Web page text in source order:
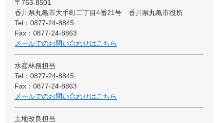
〒763-8501
香川県丸亀市大手町二丁目4番21号 香川県丸亀市役所
Tel：0877-24-8845
Fax：0877-24-8863
メールでのお問い合わせはこちら
水産林務担当
Tel：0877-24-8845
Fax：0877-24-8863
メールでのお問い合わせはこちら
土地改良担当